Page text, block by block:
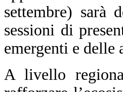
settembre) sarà
sessioni di
emergenti e
A livello